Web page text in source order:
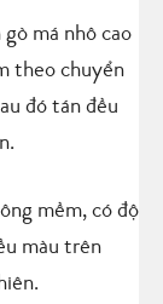
má nhô cao
theo chuyển
đó tán đều
mềm, có độ
màu trên